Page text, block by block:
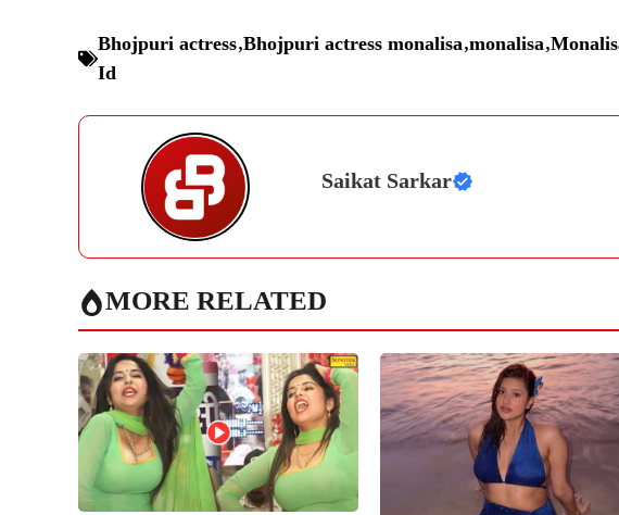
Bhojpuri actress,Bhojpuri actress monalisa,monalisa,
Id
Saikat Sarkar
MORE RELATED